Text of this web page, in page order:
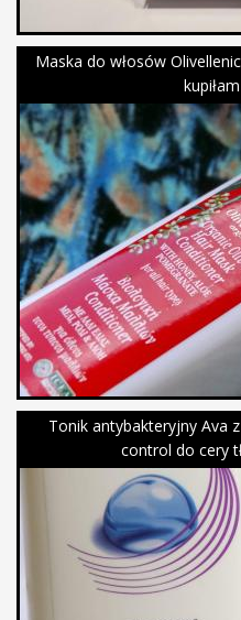
Maska do włosów
Tonik antybakteryjny Ava
control do cery